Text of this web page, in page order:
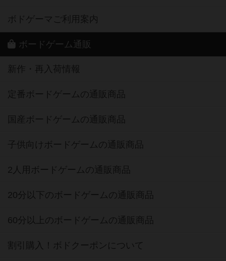
ボドゲーマご利用案内
ボードゲーム通販
新作・再入荷情報
定番ボードゲームの通販商品
国産ボードゲームの通販商品
子供向けボードゲームの通販商品
2人用ボードゲームの通販商品
20分以下のボードゲームの通販商品
60分以上のボードゲームの通販商品
割引購入！ボドクーポンについて